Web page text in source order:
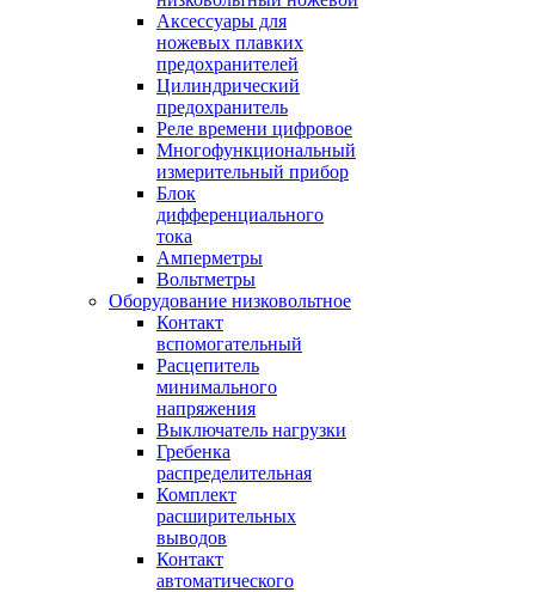
Аксессуары для
ножевых плавких
предохранителей
Цилиндрический
предохранитель
Реле времени цифровое
Многофункциональный
измерительный прибор
Блок
дифференциального
тока
Амперметры
Вольтметры
Оборудование низковольтное
Контакт
вспомогательный
Расцепитель
минимального
напряжения
Выключатель нагрузки
Гребенка
распределительная
Комплект
расширительных
выводов
Контакт
автоматического